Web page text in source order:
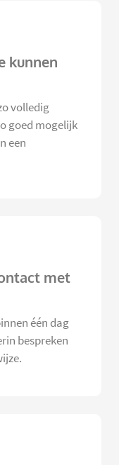
kunnen
volledig
goed mogelijk
een
met
één dag
bespreken